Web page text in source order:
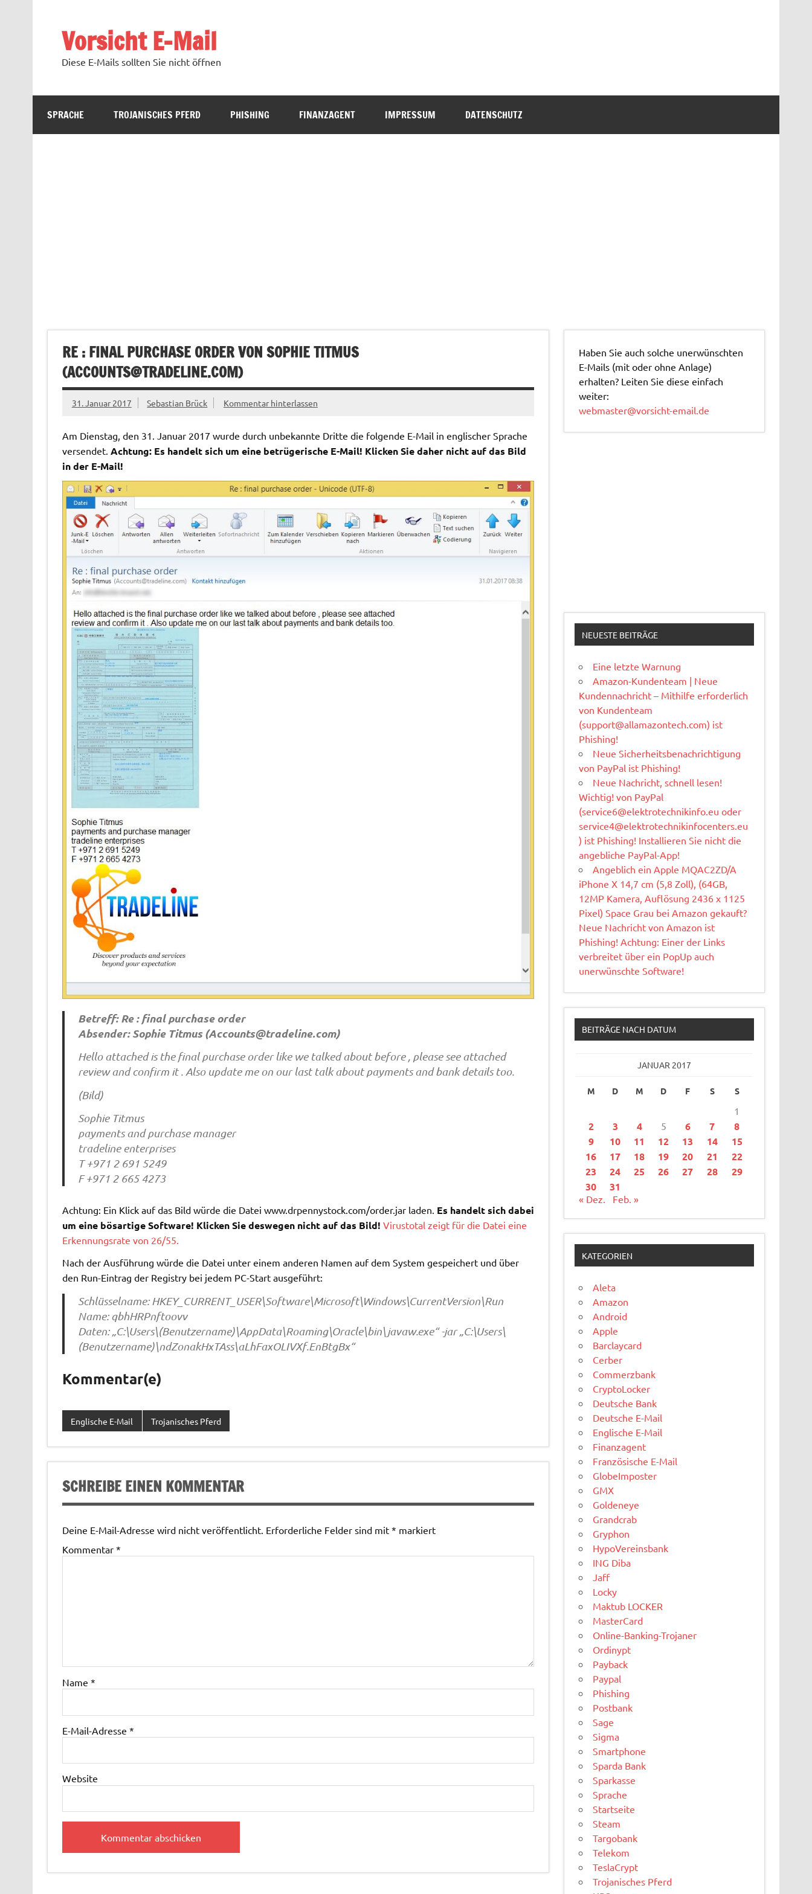
Vorsicht E-Mail
Diese E-Mails sollten Sie nicht öffnen
SPRACHE TROJANISCHES PFERD PHISHING FINANZAGENT IMPRESSUM DATENSCHUTZ
RE : FINAL PURCHASE ORDER VON SOPHIE TITMUS
(ACCOUNTS@TRADELINE.COM)
31. Januar 2017 Sebastian Brück Kommentar hinterlassen
Am Dienstag, den 31. Januar 2017 wurde durch unbekannte Dritte die folgende E-Mail in englischer Sprache
versendet. Achtung: Es handelt sich um eine betrügerische E-Mail! Klicken Sie daher nicht auf das Bild
in der E-Mail!
Betreff: Re : final purchase order
Absender: Sophie Titmus (Accounts@tradeline.com)
Hello attached is the final purchase order like we talked about before , please see attached
review and confirm it . Also update me on our last talk about payments and bank details too.
(Bild)
Sophie Titmus
payments and purchase manager
tradeline enterprises
T +971 2 691 5249
F +971 2 665 4273
Achtung: Ein Klick auf das Bild würde die Datei www.drpennystock.com/order.jar laden. Es handelt sich dabei
um eine bösartige Software! Klicken Sie deswegen nicht auf das Bild! Virustotal zeigt für die Datei eine
Erkennungsrate von 26/55.
Nach der Ausführung würde die Datei unter einem anderen Namen auf dem System gespeichert und über
den Run-Eintrag der Registry bei jedem PC-Start ausgeführt:
Schlüsselname: HKEY_CURRENT_USER\Software\Microsoft\Windows\CurrentVersion\Run
Name: qbhHRPnftoovv
Daten: „C:\Users\(Benutzername)\AppData\Roaming\Oracle\bin\javaw.exe“ -jar „C:\Users\
(Benutzername)\ndZonakHxTAss\aLhFaxOLIVXf.EnBtgBx“
Kommentar(e)
Englische E-Mail Trojanisches Pferd
SCHREIBE EINEN KOMMENTAR
Deine E-Mail-Adresse wird nicht veröffentlicht. Erforderliche Felder sind mit * markiert
Kommentar *
Name *
E-Mail-Adresse *
Website
Haben Sie auch solche unerwünschten
E-Mails (mit oder ohne Anlage)
erhalten? Leiten Sie diese einfach
weiter:
webmaster@vorsicht-email.de
NEUESTE BEITRÄGE
Eine letzte Warnung
Amazon-Kundenteam | Neue
Kundennachricht – Mithilfe erforderlich
von Kundenteam
(support@allamazontech.com) ist
Phishing!
Neue Sicherheitsbenachrichtigung
von PayPal ist Phishing!
Neue Nachricht, schnell lesen!
Wichtig! von PayPal
(service6@elektrotechnikinfo.eu oder
service4@elektrotechnikinfocenters.eu
) ist Phishing! Installieren Sie nicht die
angebliche PayPal-App!
Angeblich ein Apple MQAC2ZD/A
iPhone X 14,7 cm (5,8 Zoll), (64GB,
12MP Kamera, Auflösung 2436 x 1125
Pixel) Space Grau bei Amazon gekauft?
Neue Nachricht von Amazon ist
Phishing! Achtung: Einer der Links
verbreitet über ein PopUp auch
unerwünschte Software!
BEITRÄGE NACH DATUM
JANUAR 2017
M D M D F S S
1
2 3 4 5 6 7
8
9
10 11 12 13 14
15
16
17 18 19 20 21
22
23
24 25 26 27 28
29
30
31
« Dez. Feb. »
KATEGORIEN
Aleta
Amazon
Android
Apple
Barclaycard
Cerber
Commerzbank
CryptoLocker
Deutsche Bank
Deutsche E-Mail
Englische E-Mail
Finanzagent
Französische E-Mail
GlobeImposter
GMX
Goldeneye
Grandcrab
Gryphon
HypoVereinsbank
ING Diba
Jaff
Locky
Maktub LOCKER
MasterCard
Online-Banking-Trojaner
Ordinypt
Payback
Paypal
Phishing
Postbank
Sage
Sigma
Smartphone
Sparda Bank
Sparkasse
Sprache
Startseite
Steam
Targobank
Telekom
TeslaCrypt
Trojanisches Pferd